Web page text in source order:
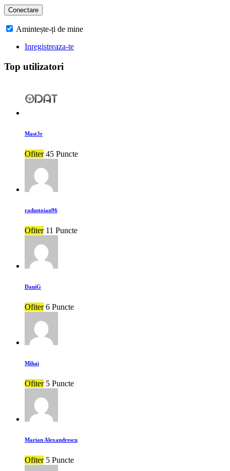
Amintește-ți de mine
Inregistreaza-te
Top utilizatori
Mast3r
Ofiter 45 Puncte
radustoian96
Ofiter 11 Puncte
DaniG
Ofiter 6 Puncte
Mihai
Ofiter 5 Puncte
Marian Alexandrescu
Ofiter 5 Puncte